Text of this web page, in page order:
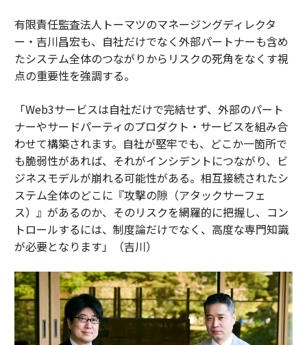
有限責任監査法人トーマツのマネージングディレクタ
ー・吉川昌宏も、自社だけでなく外部パートナーも含め
たシステム全体のつながりからリスクの死角をなくす視
点の重要性を強調する。
「Web3サービスは自社だけで完結せず、外部のパート
ナーやサードパーティのプロダクト・サービスを組み合
わせて構築されます。自社が堅牢でも、どこか一箇所で
も脆弱性があれば、それがインシデントにつながり、ビ
ジネスモデルが崩れる可能性がある。相互接続されたシ
ステム全体のどこに『攻撃の隙（アタックサーフェ
ス）』があるのか、そのリスクを網羅的に把握し、コン
トロールするには、制度論だけでなく、高度な専門知識
が必要となります」（吉川）